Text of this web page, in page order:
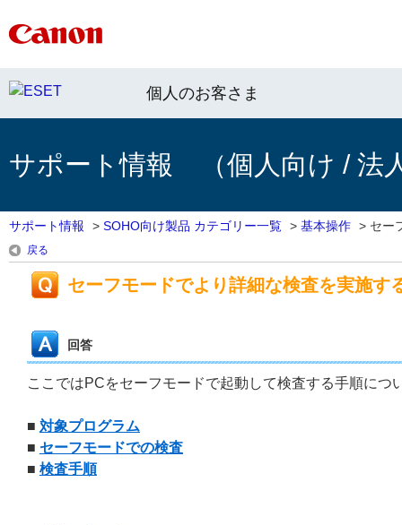
個人のお客さま
サポート情報 （個人向け / 法
サポート情報 > SOHO向け製品 カテゴリー一覧 > 基本操作 > セー
戻る
セーフモードでより詳細な検査を実施す
回答
ここではPCをセーフモードで起動して検査する手順につ
■ 対象プログラム
■ セーフモードでの検査
■ 検査手順